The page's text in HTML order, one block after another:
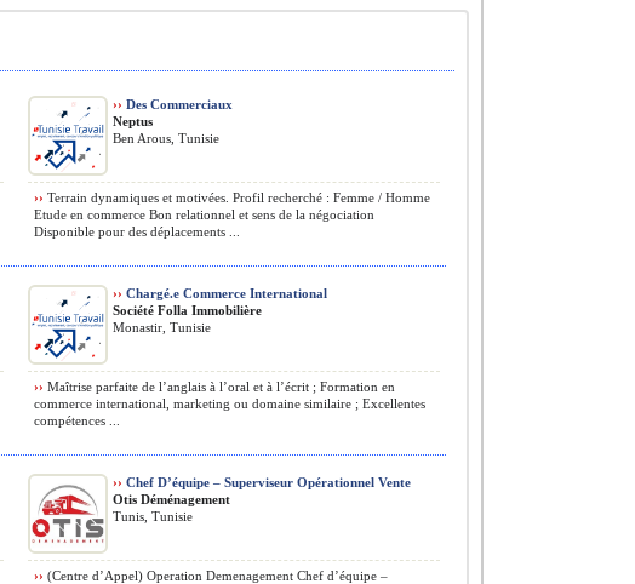
›› Des Commerciaux
Neptus
Ben Arous, Tunisie
›› Terrain dynamiques et motivées. Profil recherché : Femme / Homme
Etude en commerce Bon relationnel et sens de la négociation
Disponible pour des déplacements ...
›› Chargé.e Commerce International
Société Folla Immobilière
Monastir, Tunisie
›› Maîtrise parfaite de l’anglais à l’oral et à l’écrit ; Formation en
commerce international, marketing ou domaine similaire ; Excellentes
compétences ...
›› Chef D’équipe – Superviseur Opérationnel Vente
Otis Déménagement
Tunis, Tunisie
›› (Centre d’Appel) Operation Demenagement Chef d’équipe –